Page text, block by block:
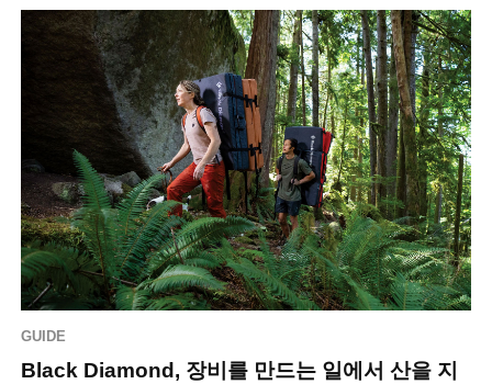
GUIDE
Black Diamond, 장비를 만드는 일에서 산을 지